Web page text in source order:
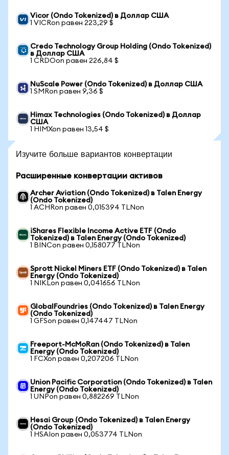
Vicor (Ondo Tokenized) в Доллар США
1 VICRon равен 223,29 $
Credo Technology Group Holding (Ondo Tokenized)
в Доллар США
1 CRDOon равен 226,84 $
NuScale Power (Ondo Tokenized) в Доллар США
1 SMRon равен 9,36 $
Himax Technologies (Ondo Tokenized) в Доллар
США
1 HIMXon равен 13,54 $
Изучите больше вариантов конвертации
Расширенные конвертации активов
Archer Aviation (Ondo Tokenized) в Talen Energy
(Ondo Tokenized)
1 ACHRon равен 0,015394 TLNon
iShares Flexible Income Active ETF (Ondo
Tokenized) в Talen Energy (Ondo Tokenized)
1 BINCon равен 0,158077 TLNon
Sprott Nickel Miners ETF (Ondo Tokenized) в Talen
Energy (Ondo Tokenized)
1 NIKLon равен 0,041656 TLNon
GlobalFoundries (Ondo Tokenized) в Talen Energy
(Ondo Tokenized)
1 GFSon равен 0,147447 TLNon
Freeport-McMoRan (Ondo Tokenized) в Talen
Energy (Ondo Tokenized)
1 FCXon равен 0,207206 TLNon
Union Pacific Corporation (Ondo Tokenized) в Talen
Energy (Ondo Tokenized)
1 UNPon равен 0,882269 TLNon
Hesai Group (Ondo Tokenized) в Talen Energy
(Ondo Tokenized)
1 HSAIon равен 0,053774 TLNon